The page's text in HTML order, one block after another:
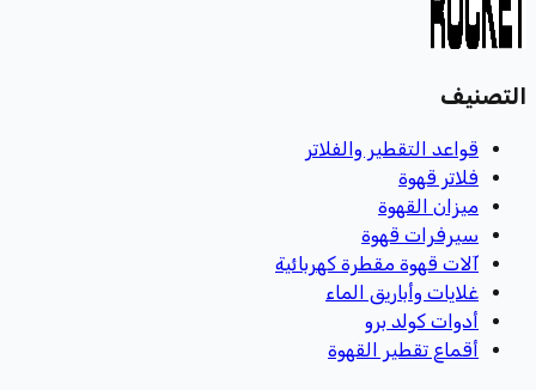
التصنيف
قواعد التقطير والفلاتر
فلاتر قهوة
ميزان القهوة
سيرفرات قهوة
آلات قهوة مقطرة كهربائية
غلايات وأباريق الماء
أدوات كولد برو
أقماع تقطير القهوة